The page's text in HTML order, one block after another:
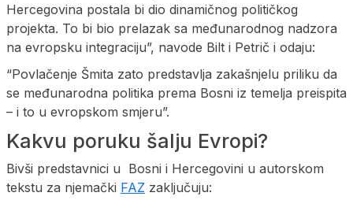
Hercegovina postala bi dio dinamičnog političkog
projekta. To bi bio prelazak sa međunarodnog nadzora
na evropsku integraciju”, navode Bilt i Petrič i odaju:
“Povlačenje Šmita zato predstavlja zakašnjelu priliku da
se međunarodna politika prema Bosni iz temelja preispita
– i to u evropskom smjeru”.
Kakvu poruku šalju Evropi?
Bivši predstavnici u Bosni i Hercegovini u autorskom
tekstu za njemački FAZ zaključuju: